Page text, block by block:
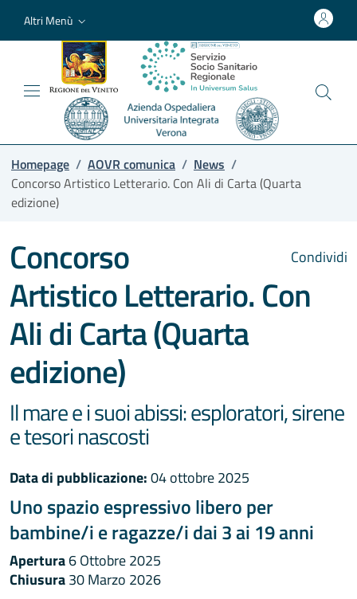
Altri Menù
Homepage / AOVR comunica / News /
Concorso Artistico Letterario. Con Ali di Carta (Quarta
edizione)
Condividi
Concorso
Artistico Letterario. Con
Ali di Carta (Quarta
edizione)
Il mare e i suoi abissi: esploratori, sirene
e tesori nascosti
Data di pubblicazione:04 ottobre 2025
Uno spazio espressivo libero per
bambine/i e ragazze/i dai 3 ai 19 anni
Apertura6 Ottobre 2025
Chiusura30 Marzo 2026